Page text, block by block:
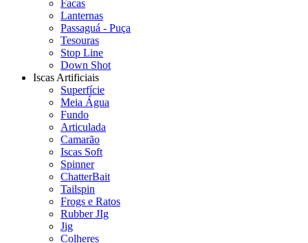
Facas
Lanternas
Passaguá - Puça
Tesouras
Stop Line
Down Shot
Iscas Artificiais
Superfície
Meia Água
Fundo
Articulada
Camarão
Iscas Soft
Spinner
ChatterBait
Tailspin
Frogs e Ratos
Rubber JIg
Jig
Colheres